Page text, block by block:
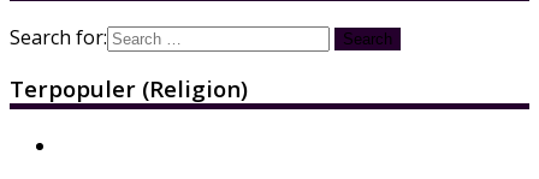
Search for:
Terpopuler (Religion)